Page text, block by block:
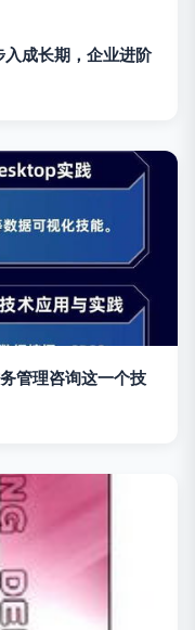
成长期，企业进阶
管理咨询这一个技